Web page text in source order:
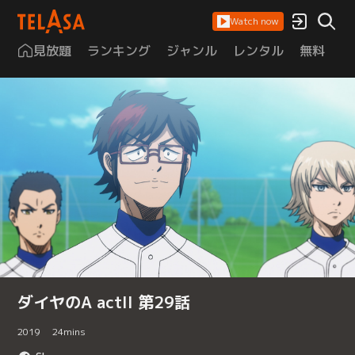
Watch now
見放題 ランキング ジャンル レンタル 無料
ダイヤのA actII 第29話
2019 24mins